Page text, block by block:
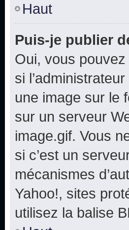
Haut
Puis-je publier
Oui, vous
si
une image sur le
sur un serveur
image.gif. Vous
si c’est un
mécanismes
Yahoo!, sites
utilisez la balise